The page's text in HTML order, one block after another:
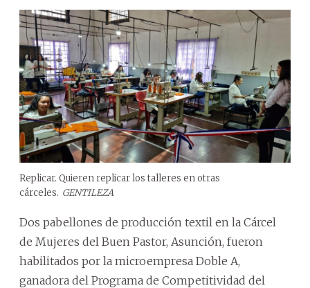
Replicar. Quieren replicar los talleres en otras
cárceles. GENTILEZA
Dos pabellones de producción textil en la Cárcel
de Mujeres del Buen Pastor, Asunción, fueron
habilitados por la microempresa Doble A,
ganadora del Programa de Competitividad del